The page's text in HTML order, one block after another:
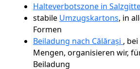
Halteverbotszone in
stabile Umzugskartons, in
Formen
Beiladung nach Călărași ,
Mengen, organisieren wir,
Beiladung